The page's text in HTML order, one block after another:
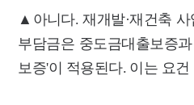
▲아니다. 재개발·재건축 사
부담금은 중도금대출보증
보증'이 적용된다. 이는 요